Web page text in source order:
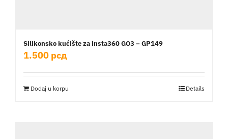
Silikonsko kućište za insta360 GO3 – GP149
1.500 рсд
Dodaj u korpu Details